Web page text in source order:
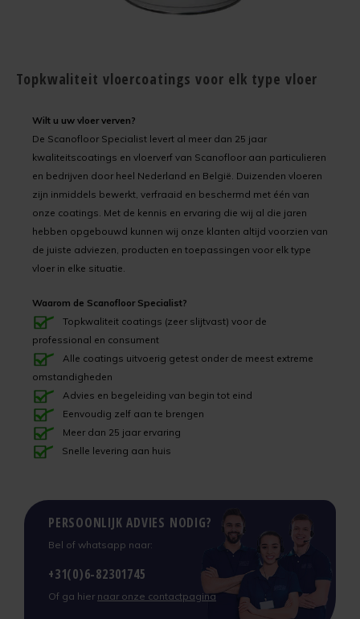
Pre Dekverf
PVC-Coat
Vinylcoat
Woonkamercoat
Tegelprimer
Vloersealer
Colourcoat 1K
Clearcoat 2K
Kunststofstripper
Gietvloer verven
Granietvloer verven
Grindvloer verven
Kunststofvloer verven
Keukenvloer verven
Laminaatvloer verven
Linoleumvloer verven
Natuursteen verven
PVC vloer verven
Tegelvloer verven
Benodigdheden
Problemen Voorkomen
Veiligheidsinformatie
Cementdekvloer opgeknapt in Leeuwarden
Garagevloer verven met vloerverf
Topkwaliteit vloercoatings voor elk type vloer
Wilt u uw vloer verven?
De Scanofloor Specialist levert al meer dan 25 jaar
kwaliteitscoatings en vloerverf van Scanofloor aan particulieren
en bedrijven door heel Nederland en België. Duizenden vloeren
zijn inmiddels bewerkt, verfraaid en beschermd met één van
onze coatings. Met de kennis en ervaring die wij al die jaren
hebben opgebouwd kunnen wij onze klanten altijd voorzien van
de juiste adviezen, producten en toepassingen voor elk type
vloer in elke situatie.
Waarom de Scanofloor Specialist?
Topkwaliteit coatings (zeer slijtvast) voor de
professional en consument
Alle coatings uitvoerig getest onder de meest extreme
omstandigheden
Advies en begeleiding van begin tot eind
Eenvoudig zelf aan te brengen
Meer dan 25 jaar ervaring
Snelle levering aan huis
PERSOONLIJK ADVIES NODIG?
Bel of whatsapp naar:
+31(0)6-82301745
Of ga hier naar onze contactpagina